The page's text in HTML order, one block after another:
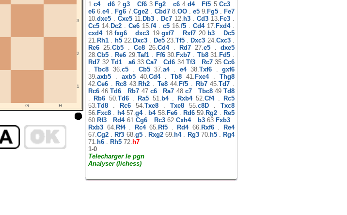
3
2
1
G H
1.c4. d62.g3. Cf63. Fg2. c64.d4. Ff5 5.Cc3.
e6 6.e4. Fg6 7.Cge2 . Cbd78.OO. e59. Fg5. Fe7
10.dxe5 . Cxe511. Db3 . Dc7 12. h3.Cd3 13. Fe3 .
Cc5 14. Dc2 . Ce6 15.f4. c5 16.f5 . Cd417. Fxd4.
cxd418.fxg6.dxc3 19.gxf7 . Rxf720. b3 .
Dc5
21. Rh1 . h522. Dxc3. De523.Tf5. Dxc3 24.Cxc3.
Re6 25.Cb5 .Ce8 26.Cd4. Rd7 27.e5 .dxe5
28.Cb5 . Re6 29.Taf1 . Ff630. Fxb7 . Tb831. Fd5 .
Rd7 32.Td1. a633.Ca7 . Cd6 34.Tf3. Rc735.Cc6
.Tbc8 36.c5. Cb537.a4. e438.Txf6 .gxf6
39.axb5 . axb540.Cd4.Tb8 41. Fxe4. Thg8
42.Ce6 . Rc8 43. Rh2 . Te844. Ff5 . Rb745.Td7 .
Rc6 46.Td6 . Rb7 47.c6. Ra7 48.c7. Tbc849.Td8
.
Rb6 50.Td6. Ra5 51. b4. Rxb452.Cf4.
Rc5
53.Td8 . Rc6 54.Txe8 . Txe8 55.c8D . Txc8
56. Fxc8 . h457.g4. b458. Fe6. Rd6 59. Rg2 . Re5
60. Rf3 . Rd461.Cg6 . Rc362.Cxh4. b363. Fxb3 .
Rxb3 64. Rf4. Rc465. Rf5 . Rd466. Rxf6.
Re4
67.Cg2 . Rf3 68.g5. Rxg269. h4. Rg370. h5. Rg4
71. h6 . Rh5 72. h7
1-0
Telecharger le pgn
Analyser (lichess)